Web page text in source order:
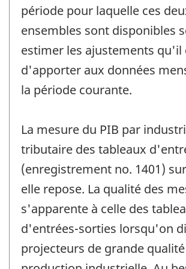
période pour laquelle ces
ensembles sont disponibles
estimer les ajustements qu'il
d'apporter aux données
la période courante.
La mesure du PIB par
tributaire des tableaux
(enregistrement no. 1401)
elle repose. La qualité des
s'apparente à celle des
d'entrées-sorties lorsqu'on
projecteurs de grande